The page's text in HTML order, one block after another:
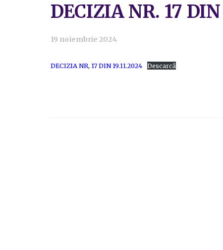
DECIZIA NR. 17 DIN
19 noiembrie 2024
DECIZIA NR, 17 DIN 19.11.2024 Descarcă